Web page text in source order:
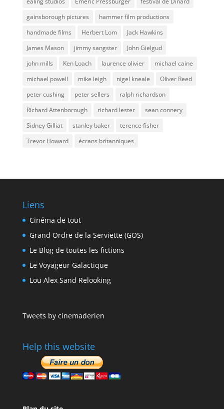
gainsborough pictures
hammer film productions
handmade films
Herbert Lom
Jack Hawkins
James Mason
jimmy sangster
John Gielgud
john mills
Ken Loach laurence olivier
michael caine
michael powell
mike leigh nigel kneale
Oliver Reed
peter cushing
peter sellers
ralph richardson
Richard Attenborough
richard lester
sean connery
Sidney Gilliat
stanley baker
terence fisher
Trevor Howard
écrans britanniques
Liens
Cinéma de tout
Grand Ordre de la Serviette (GOS)
Le Blog de toutes les fictions
Le Voyageur Galactique
Lou Alex Sand Relooking
Tweets by cinemaderien
Help this website